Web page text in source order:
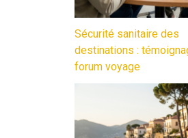
Sécurité sanitaire des
destinations :
forum voyage